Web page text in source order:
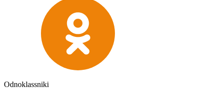
Odnoklassniki